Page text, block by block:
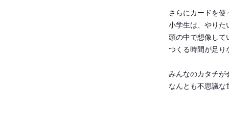
さらにカードを使
小学生は、やりた
頭の中で想像して
つくる時間が足り
みんなのカタチが
なんとも不思議な